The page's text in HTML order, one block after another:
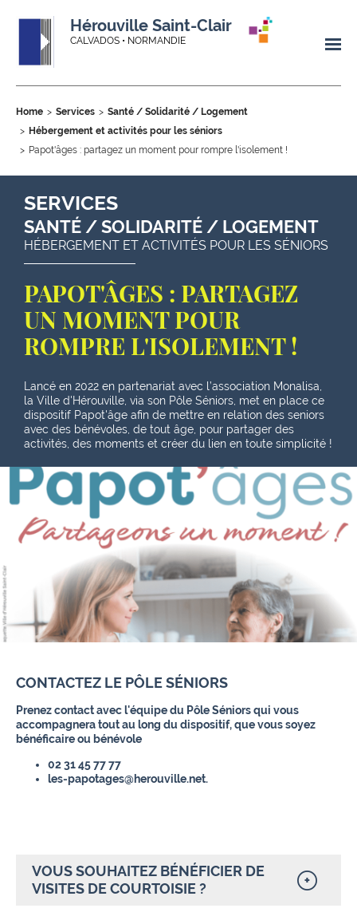
Hérouville Saint-Clair
CALVADOS • NORMANDIE
Home Services
Santé / Solidarité / Logement
Hébergement et activités pour les séniors
Papot'âges : partagez un moment pour rompre l'isolement !
SERVICES
SANTÉ / SOLIDARITÉ / LOGEMENT
HÉBERGEMENT ET ACTIVITÉS POUR LES SÉNIORS
PAPOT'ÂGES : PARTAGEZ
UN MOMENT POUR
ROMPRE L'ISOLEMENT !
Lancé en 2022 en partenariat avec l’association Monalisa,
la Ville d'Hérouville, via son Pôle Séniors, met en place ce
dispositif Papot'âge afin de mettre en relation des seniors
avec des bénévoles, de tout âge, pour partager des
activités, des moments et créer du lien en toute simplicité !
CONTACTEZ LE PÔLE SÉNIORS
Prenez contact avec l'équipe du Pôle Séniors qui vous
accompagnera tout au long du dispositif, que vous soyez
bénéficaire ou bénévole
02 31 45 77 77
les-papotages@herouville.net.
VOUS SOUHAITEZ BÉNÉFICIER DE
VISITES DE COURTOISIE ?